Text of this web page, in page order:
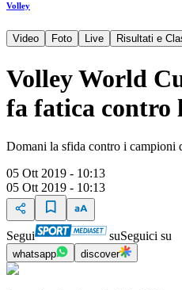
Volley
Video Foto Live Risultati e
Volley World
fa fatica contro
Domani la sfida contro i campioni
05 Ott 2019 - 10:13
05 Ott 2019 - 10:13
Segui suSeguici su
whatsapp discover